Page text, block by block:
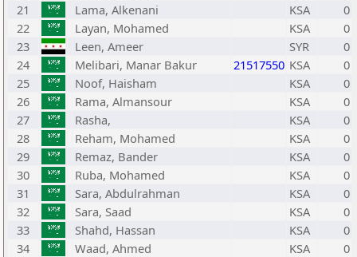
21
Lama, Alkenani KSA
0
22
Layan, Mohamed KSA
0
23
Leen, Ameer SYR
0
24
Melibari, Manar Bakur 21517550 KSA
0
25
Noof, Haisham KSA
0
26
Rama, Almansour KSA
0
27
Rasha, KSA
0
28
Reham, Mohamed KSA
0
29
Remaz, Bander KSA
0
30
Ruba, Mohamed KSA
0
31
Sara, Abdulrahman KSA
0
32
Sara, Saad KSA
0
33
Shahd, Hassan KSA
0
34
Waad, Ahmed KSA
0